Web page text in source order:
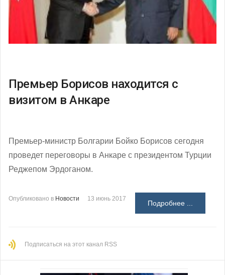
Премьер Борисов находится с
визитом в Анкаре
Премьер-министр Болгарии Бойко Борисов сегодня
проведет переговоры в Анкаре с президентом Турции
Реджепом Эрдоганом.
Опубликовано в Новости 13 июнь 2017
Подробнее ...
Подписаться на этот канал RSS